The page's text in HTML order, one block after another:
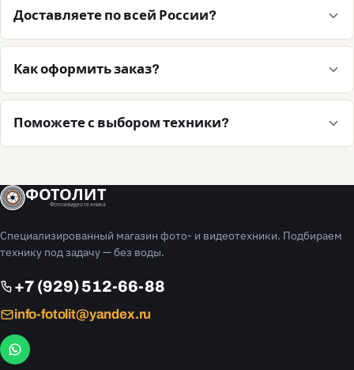
Доставляете по всей России?
Как оформить заказ?
Поможете с выбором техники?
ФОТОЛИТ
Фото и видео техника
Специализированный магазин фото- и видеотехники. Подбираем
технику под задачу — без воды.
+7 (929) 512-66-88
info-fotolit@yandex.ru